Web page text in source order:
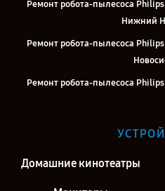
Ремонт робота-пылесоса
Нижний
Ремонт робота-пылесоса
Ремонт робота-пылесоса
Ремонт робота-пылесоса Philips
Домашние кинотеатры